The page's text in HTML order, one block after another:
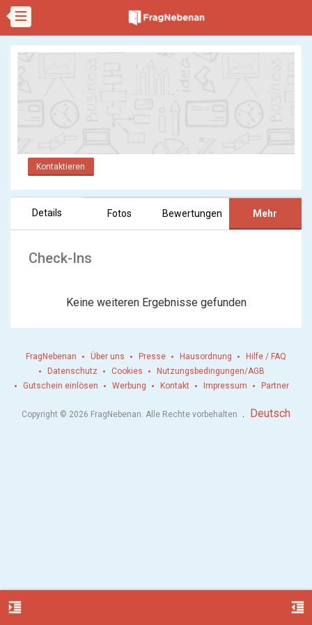
Kontaktieren
Details Fotos Bewertungen Mehr
Check-Ins
Keine weiteren Ergebnisse gefunden
format_indent_increase format_indent_decrease
FragNebenan Über uns Presse Hausordnung
Hilfe / FAQ
Datenschutz
Cookies
Nutzungsbedingungen/AGB
Gutschein einlösen
Werbung Kontakt Impressum Partner
Copyright © 2026 FragNebenan. Alle Rechte vorbehalten . Deutsch